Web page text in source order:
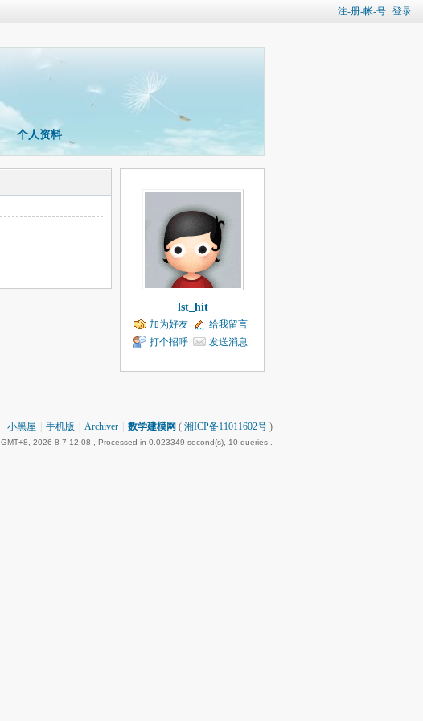
注-册-帐-号 登录
个人资料
lst_hit
加为好友
给我留言
打个招呼
发送消息
小黑屋 手机版 Archiver 数学建模网 ( 湘ICP备11011602号 )
GMT+8, 2026-8-7 12:08 , Processed in 0.023349 second(s), 10 queries .